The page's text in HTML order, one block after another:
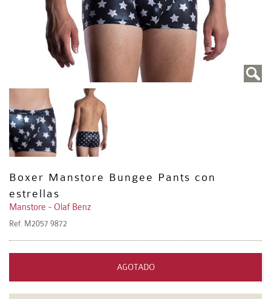
Boxer Manstore Bungee Pants con
estrellas
Manstore - Olaf Benz
Ref. M2057 9872
AGOTADO